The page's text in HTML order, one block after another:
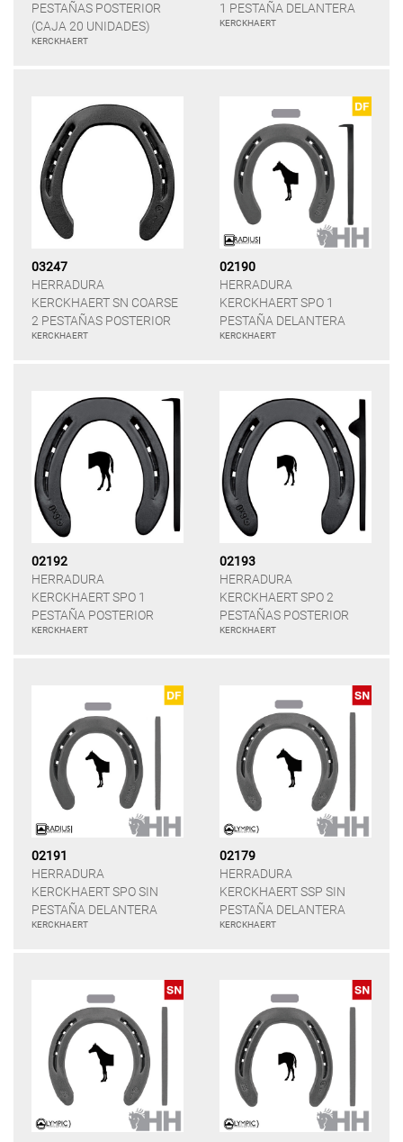
PESTAÑAS POSTERIOR
(CAJA 20 UNIDADES)
KERCKHAERT
1 PESTAÑA DELANTERA
KERCKHAERT
03247
HERRADURA
KERCKHAERT SN COARSE
2 PESTAÑAS POSTERIOR
KERCKHAERT
02190
HERRADURA
KERCKHAERT SPO 1
PESTAÑA DELANTERA
KERCKHAERT
02192
HERRADURA
KERCKHAERT SPO 1
PESTAÑA POSTERIOR
KERCKHAERT
02193
HERRADURA
KERCKHAERT SPO 2
PESTAÑAS POSTERIOR
KERCKHAERT
02191
HERRADURA
KERCKHAERT SPO SIN
PESTAÑA DELANTERA
KERCKHAERT
02179
HERRADURA
KERCKHAERT SSP SIN
PESTAÑA DELANTERA
KERCKHAERT